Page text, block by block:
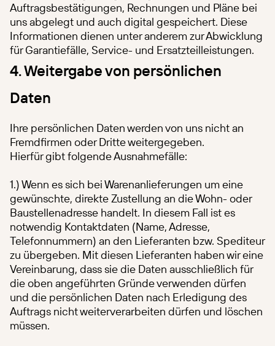
Auftragsbestätigungen, Rechnungen und Pläne bei
uns abgelegt und auch digital gespeichert. Diese
Informationen dienen unter anderem zur Abwicklung
für Garantiefälle, Service- und Ersatzteilleistungen.
4. Weitergabe von persönlichen
Daten
Ihre persönlichen Daten werden von uns nicht an
Fremdfirmen oder Dritte weitergegeben.
Hierfür gibt folgende Ausnahmefälle:
1.) Wenn es sich bei Warenanlieferungen um eine
gewünschte, direkte Zustellung an die Wohn- oder
Baustellenadresse handelt. In diesem Fall ist es
notwendig Kontaktdaten (Name, Adresse,
Telefonnummern) an den Lieferanten bzw. Spediteur
zu übergeben. Mit diesen Lieferanten haben wir eine
Vereinbarung, dass sie die Daten ausschließlich für
die oben angeführten Gründe verwenden dürfen
und die persönlichen Daten nach Erledigung des
Auftrags nicht weiterverarbeiten dürfen und löschen
müssen.